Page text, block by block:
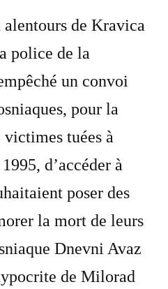
de Kravica
police de la
un convoi
pour la
tuées à
d’accéder à
poser des
la mort de leurs
Dnevni Avaz
de Milorad